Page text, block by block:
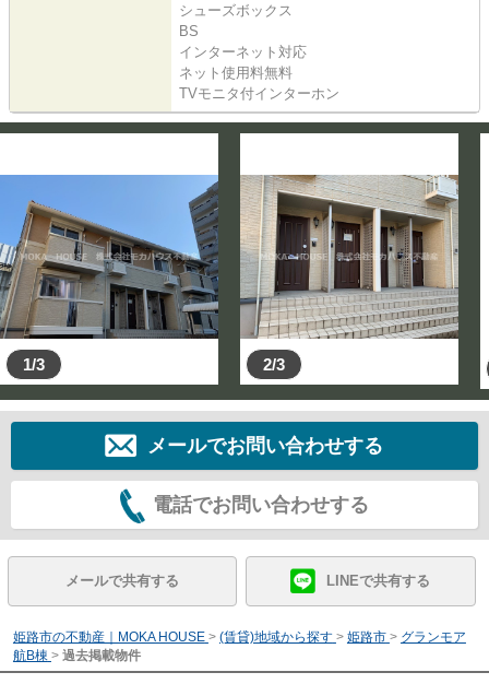
シューズボックス
BS
インターネット対応
ネット使用料無料
TVモニタ付インターホン
1/3 2/3
メールでお問い合わせする
電話でお問い合わせする
メールで共有する LINEで共有する
姫路市の不動産｜MOKA HOUSE > (賃貸)地域から探す > 姫路市 > グランモア
航B棟 > 過去掲載物件